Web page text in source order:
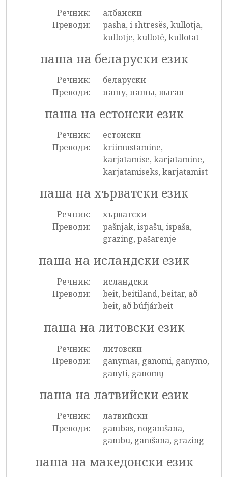
Речник:
албански
Преводи:
pasha, i shtresës, kullotja,
kullotje, kullotë, kullotat
паша на беларуски език
Речник:
беларуски
Преводи:
пашу, пашы, выган
паша на естонски език
Речник:
естонски
Преводи:
kriimustamine,
karjatamise, karjatamine,
karjatamiseks, karjatamist
паша на хърватски език
Речник:
хърватски
Преводи:
pašnjak, ispašu, ispaša,
grazing, pašarenje
паша на исландски език
Речник:
исландски
Преводи:
beit, beitiland, beitar, að
beit, að búfjárbeit
паша на литовски език
Речник:
литовски
Преводи:
ganymas, ganomi, ganymo,
ganyti, ganomų
паша на латвийски език
Речник:
латвийски
Преводи:
ganības, noganīšana,
ganību, ganīšana, grazing
паша на македонски език